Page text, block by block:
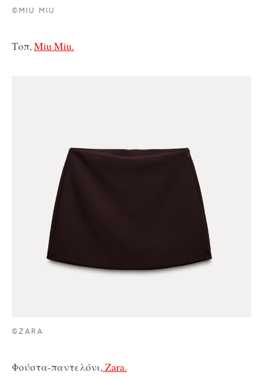
©MIU MIU
Τοπ, Miu Miu.
©ZARA
Φούστα-παντελόνι, Zara.